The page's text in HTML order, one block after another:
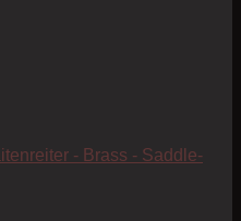
- Brass - Saddle-